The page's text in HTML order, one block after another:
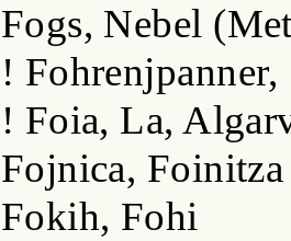
Fogs, Nebel
!
! Foia, La,
Fojnica,
Fokih, Fohi